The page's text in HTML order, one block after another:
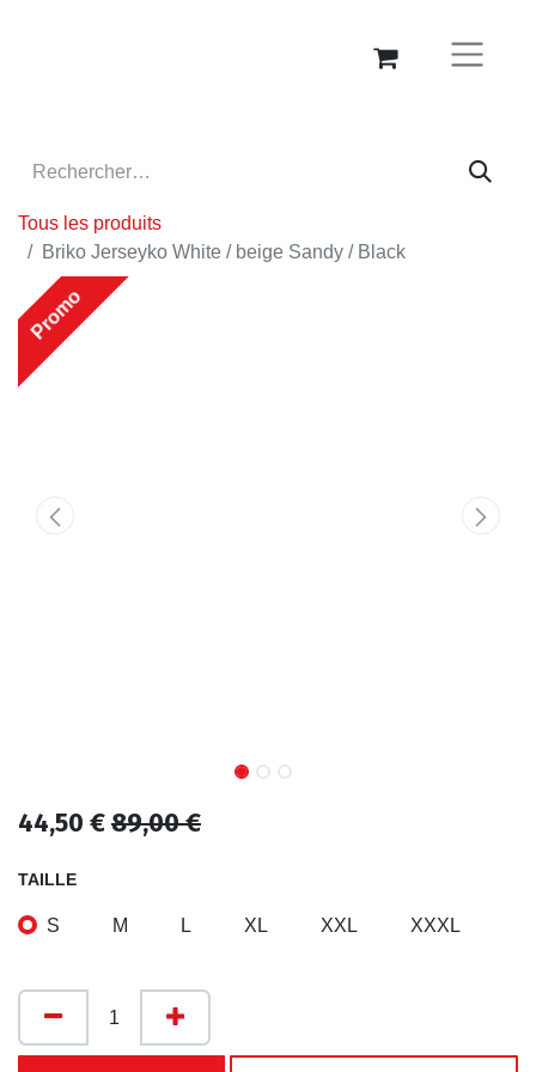
Tous les produits
Briko Jerseyko White / beige Sandy / Black
Promo
44,50 €89,00€
TAILLE
S M L XL XXL XXXL